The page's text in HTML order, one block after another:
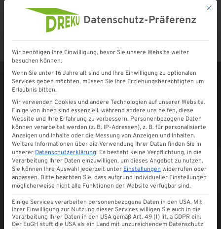
Startseite»Shop»Keje Bedienstange für Plissees
Mit
Datenschutz-Präferenz
Wir benötigen Ihre Einwilligung, bevor Sie unsere Website weiter
besuchen können.
Wenn Sie unter 16 Jahre alt sind und Ihre Einwilligung zu optionalen
Services geben möchten, müssen Sie Ihre Erziehungsberechtigten um
Erlaubnis bitten.
Wir verwenden Cookies und andere Technologien auf unserer Website.
Einige von ihnen sind essenziell, während andere uns helfen, diese
Website und Ihre Erfahrung zu verbessern. Personenbezogene Daten
können verarbeitet werden (z. B. IP-Adressen), z. B. für personalisierte
Anzeigen und Inhalte oder die Messung von Anzeigen und Inhalten.
Weitere Informationen über die Verwendung Ihrer Daten finden Sie in
unserer Datenschutzerklärung. Es besteht keine Verpflichtung, in die
Verarbeitung Ihrer Daten einzuwilligen, um dieses Angebot zu nutzen.
Sie können Ihre Auswahl jederzeit unter Einstellungen widerrufen oder
anpassen. Bitte beachten Sie, dass aufgrund individueller Einstellungen
möglicherweise nicht alle Funktionen der Website verfügbar sind.
Einige Services verarbeiten personenbezogene Daten in den USA. Mit
Ihrer Einwilligung zur Nutzung dieser Services willigen Sie auch in die
Verarbeitung Ihrer Daten in den USA gemäß Art. 49 (1) lit. a GDPR ein.
Der EuGH stuft die USA als ein Land mit unzureichendem Datenschutz